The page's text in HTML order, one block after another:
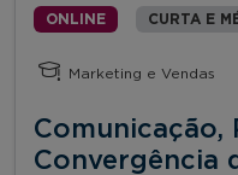
ONLINE CURTA E
Marketing e Vendas
Comunicação,
Convergência